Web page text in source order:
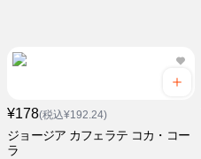
¥178(税込¥192.24)
ジョージア カフェラテ コカ・コー
ラ